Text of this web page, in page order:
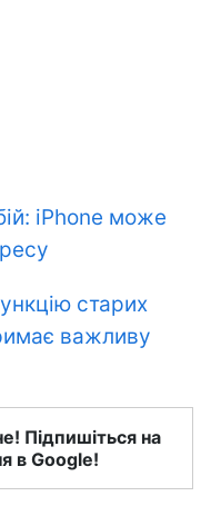
iPhone може
старих
важливу
Підпишіться на
в Google!